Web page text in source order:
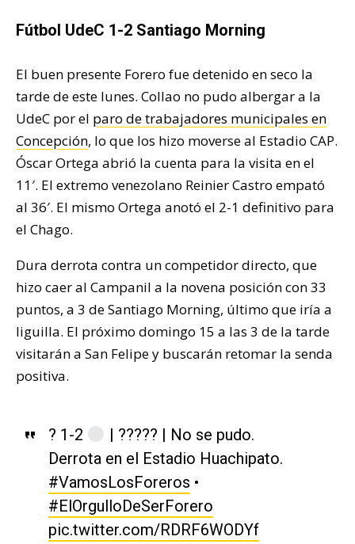
Fútbol UdeC 1-2 Santiago Morning
El buen presente Forero fue detenido en seco la
tarde de este lunes. Collao no pudo albergar a la
UdeC por el paro de trabajadores municipales en
Concepción, lo que los hizo moverse al Estadio CAP.
Óscar Ortega abrió la cuenta para la visita en el
11′. El extremo venezolano Reinier Castro empató
al 36′. El mismo Ortega anotó el 2-1 definitivo para
el Chago.
Dura derrota contra un competidor directo, que
hizo caer al Campanil a la novena posición con 33
puntos, a 3 de Santiago Morning, último que iría a
liguilla. El próximo domingo 15 a las 3 de la tarde
visitarán a San Felipe y buscarán retomar la senda
positiva.
? 1-2
| ????? | No se pudo.
Derrota en el Estadio Huachipato.
#VamosLosForeros •
#ElOrgulloDeSerForero
pic.twitter.com/RDRF6WODYf